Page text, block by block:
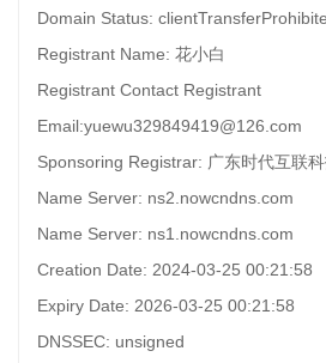
Domain Status:
Registrant Name: 花小白
Registrant Contact Registrant
Email:yuewu329849419@126.com
Sponsoring Registrar: 广东时代互联
Name Server: ns2.nowcndns.com
Name Server: ns1.nowcndns.com
Creation Date: 2024-03-25 00:21:58
Expiry Date: 2026-03-25 00:21:58
DNSSEC: unsigned